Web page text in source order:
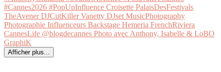
Afficher plus...